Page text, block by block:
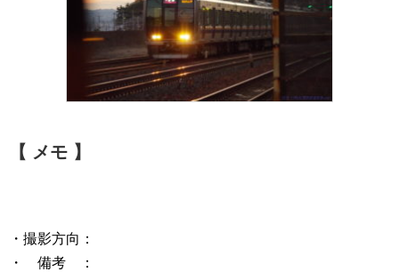
【 メモ 】
・撮影方向：
・ 備考 ：